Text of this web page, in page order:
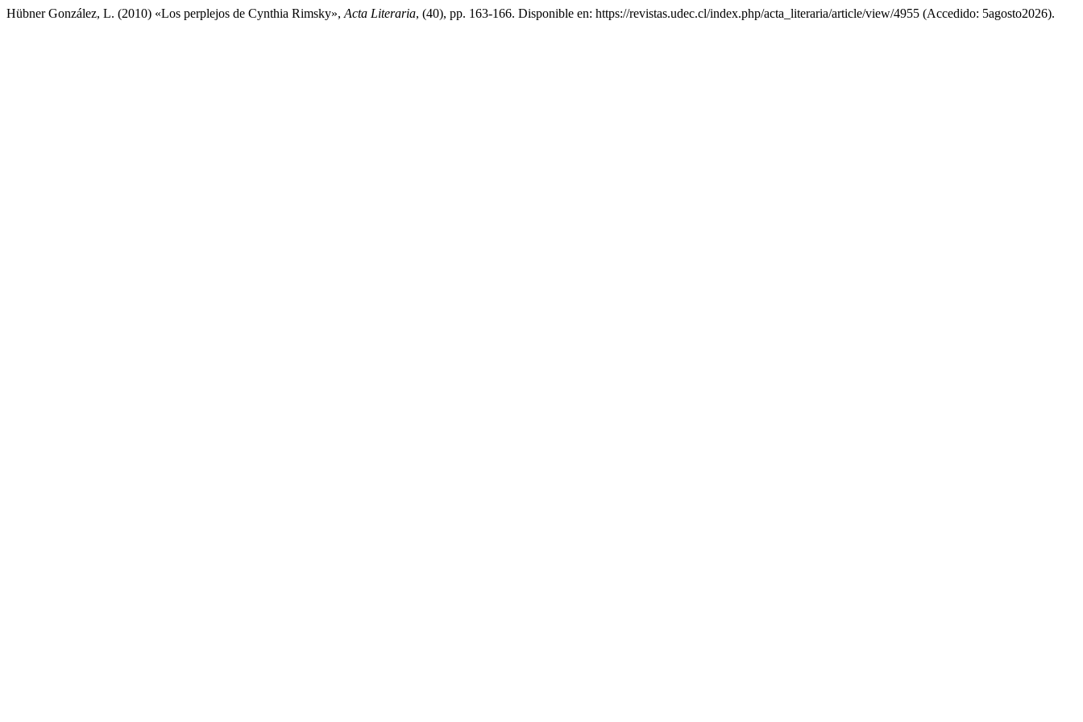
Hübner González, L. (2010) «Los perplejos de Cynthia Rimsky», Acta Literaria, (40), pp. 163-166. Disponible en: https://revistas.udec.cl/index.php/acta_literaria/article/view/4955 (Accedido: 5agosto2026).